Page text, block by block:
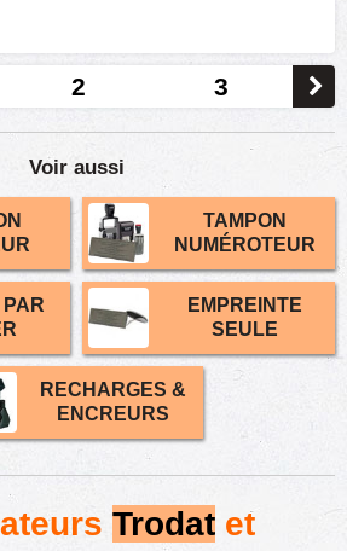
2 3
Voir aussi
TAMPON
NUMÉROTEUR
EMPREINTE
SEULE
RECHARGES &
ENCREURS
Trodat et